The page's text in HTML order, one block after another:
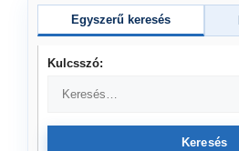
Egyszerű keresés
Kulcsszó:
Keresés